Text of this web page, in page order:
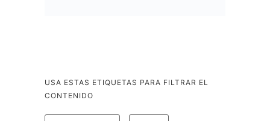
USA ESTAS ETIQUETAS PARA FILTRAR EL
CONTENIDO